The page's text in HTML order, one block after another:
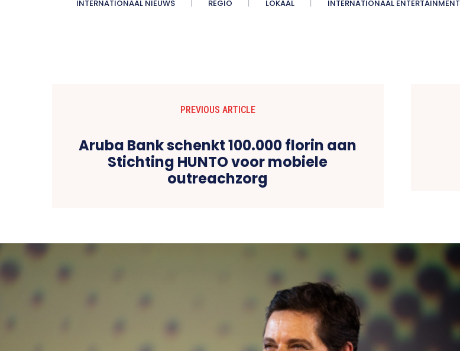
INTERNATIONAAL NIEUWS REGIO LOKAAL INTERNATIONAAL ENTERTAINMENT
PREVIOUS ARTICLE
Aruba Bank schenkt 100.000 florin aan
Stichting HUNTO voor mobiele
outreachzorg